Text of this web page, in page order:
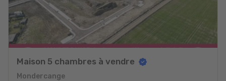
Maison 5 chambres à vendre
Mondercange